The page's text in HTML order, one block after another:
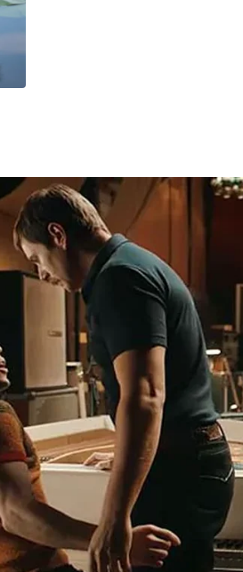
tegasnya.
oleh Barisan Nasional adalah
depan politik yang lebih stabil
nilai moderat dan inklusif. Inilah